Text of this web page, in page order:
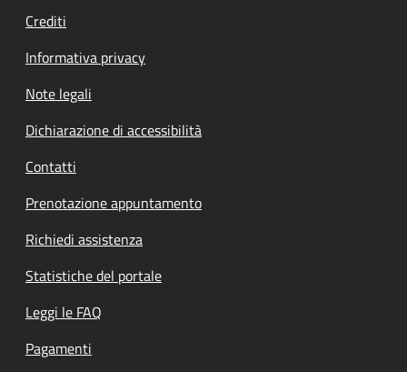
Crediti
Informativa privacy
Note legali
Dichiarazione di accessibilità
Contatti
Prenotazione appuntamento
Richiedi assistenza
Statistiche del portale
Leggi le FAQ
Pagamenti